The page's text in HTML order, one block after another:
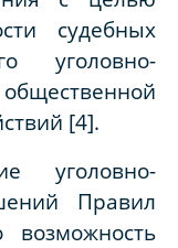
судебных
уголовно-
[4].
уголовно-
Правил